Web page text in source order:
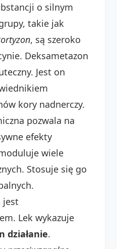
o silnym
takie jak
, są szeroko
Deksametazon
Jest on
kory nadnerczy.
pozwala na
efekty
wiele
Stosuje się go
jest
Lek wykazuje
działanie.